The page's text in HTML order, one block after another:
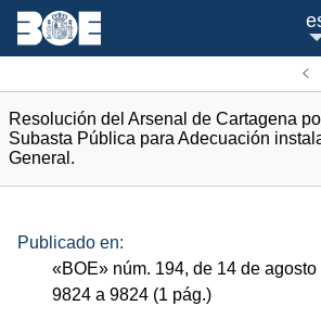
Resolución del Arsenal de Cartagena
Subasta Pública para Adecuación
General.
Publicado en:
«BOE» núm. 194, de 14 de
9824 a 9824 (1 pág.)